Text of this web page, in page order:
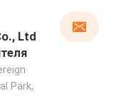
Ltd
Park,